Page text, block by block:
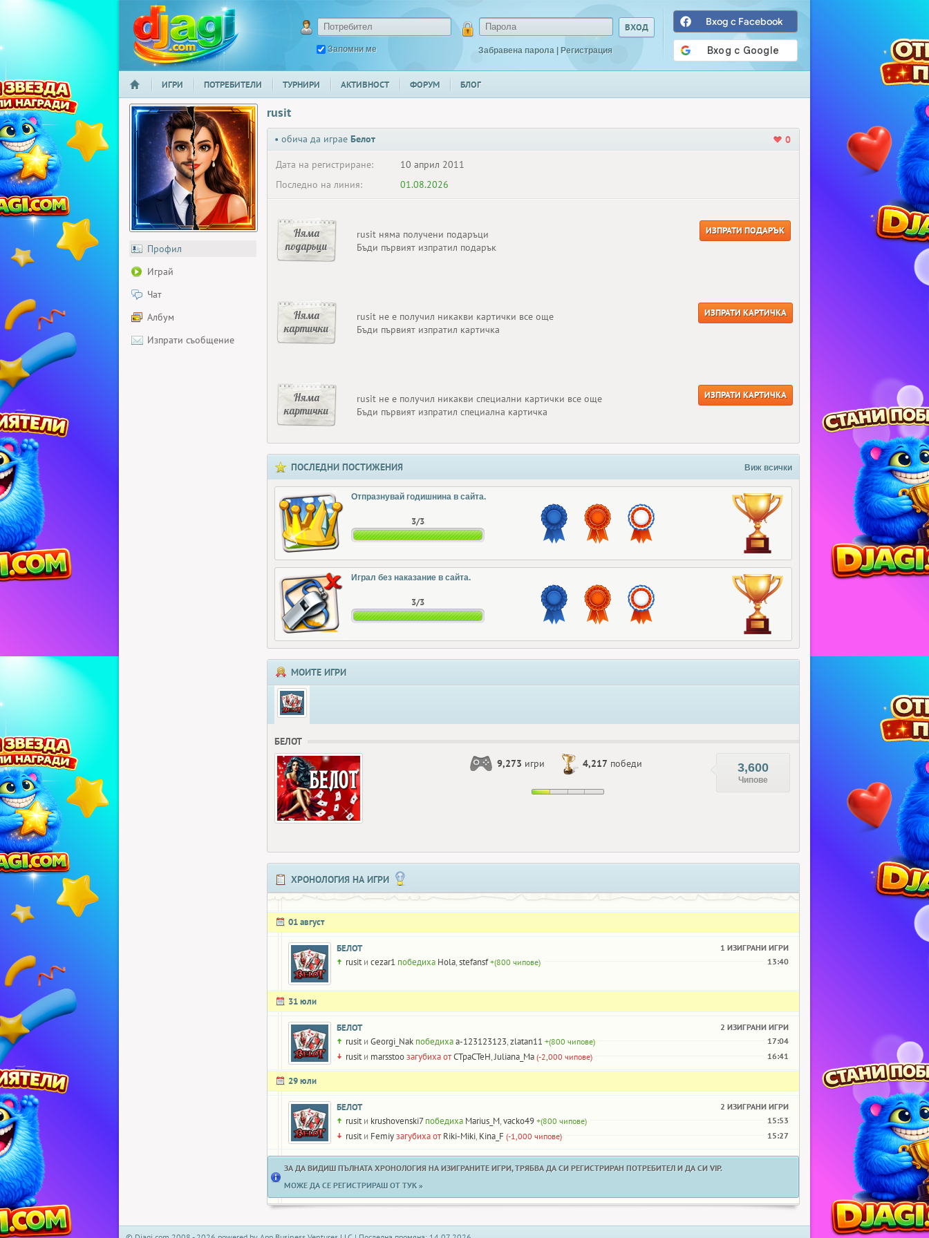
djagi.com
Запомни ме Забравена парола | Регистрация
Вход с Facebook
НАЧАЛО
ИГРИ ПОТРЕБИТЕЛИ ТУРНИРИ АКТИВНОСТ ФОРУМ БЛОГ
Профил
Играй
Чат
Албум
Изпрати съобщение
rusit
• обича да играе Белот
0
Дата на регистриране:
10 април 2011
Последно на линия:
01.08.2026
Няма
подаръци
rusit няма получени подаръци
Бъди първият изпратил подарък
ИЗПРАТИ ПОДАРЪК
Няма
картички
rusit не е получил никакви картички все още
Бъди първият изпратил картичка
ИЗПРАТИ КАРТИЧКА
Няма
картички
rusit не е получил никакви специални картички все още
Бъди първият изпратил специална картичка
ИЗПРАТИ КАРТИЧКА
ПОСЛЕДНИ ПОСТИЖЕНИЯ Виж всички
Отпразнувай годишнина в сайта.
3/3
Играл без наказание в сайта.
3/3
МОИТЕ ИГРИ
БЕЛОТ
9,273 игри 4,217 победи 3,600
Чипове
ХРОНОЛОГИЯ НА ИГРИ
01 август
БЕЛОТ 1 ИЗИГРАНИ ИГРИ
rusitи cezar1 победиха Hola,stefansf +(800 чипове) 13:40
31 юли
БЕЛОТ 2 ИЗИГРАНИ ИГРИ
rusitи Georgi_Nak победихаa-123123123,zlatan11 +(800 чипове) 17:04
rusitи marsstooзагубиха отCTpaCTeH,Juliana_Ma (-2,000 чипове) 16:41
29 юли
БЕЛОТ 2 ИЗИГРАНИ ИГРИ
rusitи krushovenski7 победиха Marius_M,vacko49 +(800 чипове) 15:53
rusitи Femiyзагубиха от Riki-Miki, Kina_F (-1,000 чипове) 15:27
ЗА ДА ВИДИШ ПЪЛНАТА ХРОНОЛОГИЯ НА ИЗИГРАНИТЕ ИГРИ, ТРЯБВА ДА СИ РЕГИСТРИРАН ПОТРЕБИТЕЛ И ДА СИ VIP.
МОЖЕ ДА СЕ РЕГИСТРИРАШ ОТ ТУК »